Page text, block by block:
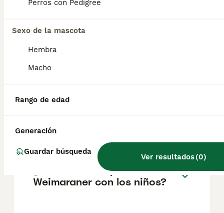
Perros con Pedigree
Sexo de la mascota
Hembra
Macho
Rango de edad
Generación
Guardar búsqueda
Ver resultados(0)
¿Es un Weimaraner un buen
perro de casa?
Weimaraner?
¿Cómo son los perros
Weimaraner con los niños?